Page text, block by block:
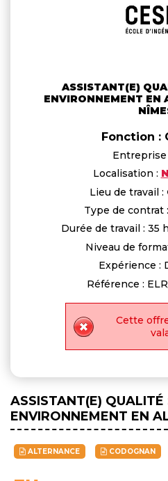
ASSISTANT(E)
ENVIRONNEMENT EN
Fonction :
Entreprise
Localisation :
Lieu de travail :
Type de contrat
Durée de travail : 35
Niveau de
Expérience :
Référence :
Cette
ASSISTANT(E) QUALITÉ
ENVIRONNEMENT EN
ALTERNANCE CODOGNAN